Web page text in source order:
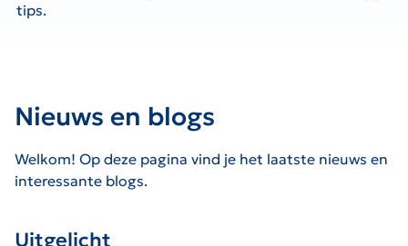
tips.
Nieuws en blogs
Welkom! Op deze pagina vind je het laatste nieuws en
interessante blogs.
Uitgelicht